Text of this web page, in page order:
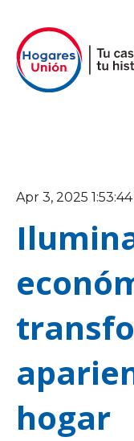
Apr 3, 2025
hogar